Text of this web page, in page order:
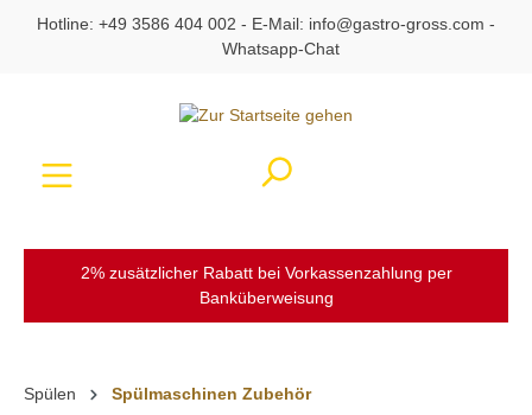
springen
Hotline: +49 3586 404 002 - E-Mail: info@gastro-gross.com -
Whatsapp-Chat
2% zusätzlicher Rabatt bei Vorkassenzahlung per
Banküberweisung
Spülen Spülmaschinen Zubehör